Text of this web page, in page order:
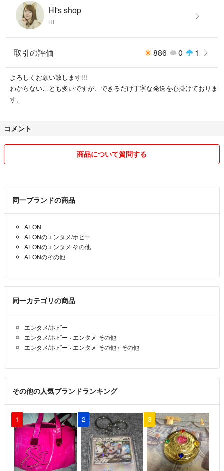
#ポイント消化 #牛丼 #安い #FamiPay
#10倍 #安い #クリレス #ファミレス #かごの屋 #磯丸水産 #鳥良 #鳥良商
検索タグ⭐︎
夜マック 無料券 ポイント消化 マクドナルド 株主優待 スタジオアリ
ス マック 西松屋 優待券 新品 未使用 トレーナー 肌着 3000 500
0 マクドナルド モスバーガー ドトール 不二家 ロイヤル ホスト かつ
ホールディングス 日高屋 リンガーハット 一家ダイニングプロジェクト D
D DDホールディングス アークランドサービス ロック フィールド ニト
リ 業務スーパー 神戸物産 マルエツ イオン ジョイフル本田 スギ薬局 サツ
ドラ ツルハ コスモス ウエルシア クリエイトSD コジマ エディオン JOS
ポ アルペン ASBee 東京ドーム 千趣会
HI's shop
HI
取引の評価 886 0 1
よろしくお願い致します!!!
わからないことも多いですが、できるだけ丁寧な発送を心掛けておりま
す。
コメント
商品について質問する
同一ブランドの商品
AEON
AEONのエンタメ/ホビー
AEONのエンタメ その他
AEONのその他
同一カテゴリの商品
エンタメ/ホビー
エンタメ/ホビー › エンタメ その他
エンタメ/ホビー › エンタメ その他 › その他
その他の人気ブランドランキング
1 2 3